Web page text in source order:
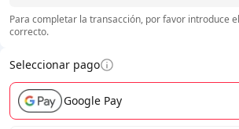
Para completar la transacción, por favor introduce
correcto.
Seleccionar pago
Google Pay